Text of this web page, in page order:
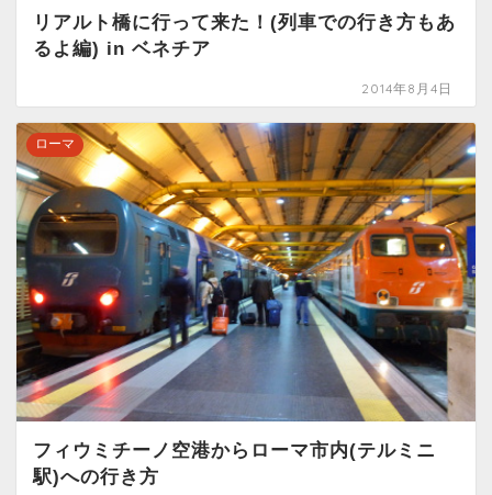
リアルト橋に行って来た！(列車での行き方もあ
るよ編) in ベネチア
2014年8月4日
ローマ
フィウミチーノ空港からローマ市内(テルミニ
駅)への行き方